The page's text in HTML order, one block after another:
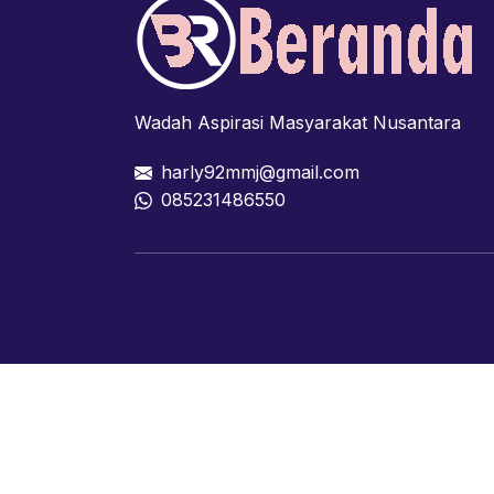
Wadah Aspirasi Masyarakat Nusantara
harly92mmj@gmail.com
085231486550